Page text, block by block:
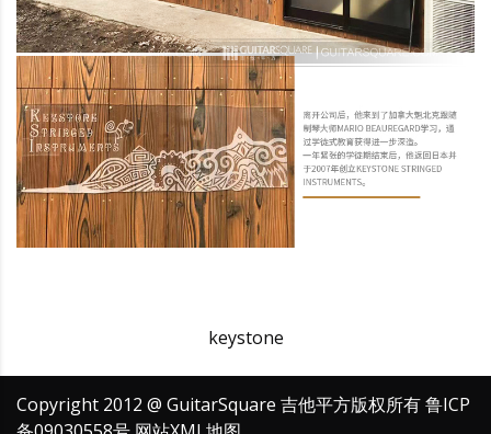
keystone
Copyright 2012 @ GuitarSquare 吉他平方版权所有鲁ICP